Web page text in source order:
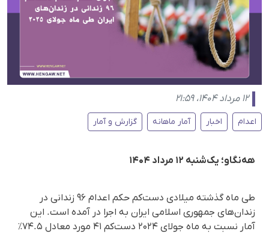
۱۲ مرداد ۱۴۰۴، ۲۱:۵۹
اعدام اخبار آمار ماهانه گزارش و آمار
هه‌نگاو؛ یک‌شنبه ۱۲ مرداد ۱۴۰۴
طی ماه گذشته میلادی دست‌کم حکم اعدام ۹۶ زندانی در
زندان‌های جمهوری اسلامی ایران به اجرا در آمده است. این
آمار نسبت به ماه جولای ۲۰۲۴ دست‌کم ۴۱ مورد معادل ۷۴.۵٪